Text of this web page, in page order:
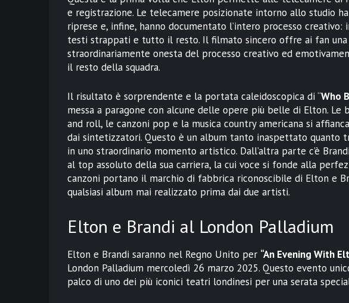
e registrazione. Le telecamere posizionate intorno allo studio
riprese e, infine, hanno documentato l’intero processo
testi strappati e tutto il resto. Il filmato sincero offre ai fan una
straordinariamente onesta del processo creativo ed
il resto della squadra.
Il risultato è sorprendente e la portata caleidoscopica di “Who
messa a paragone con alcune delle opere più belle di Elton. Le
and roll, le canzoni pop e la musica country americana si
dai sintetizzatori. Questo è un album tanto inaspettato quanto
in uno straordinario momento artistico. Dall’altra parte c’è
al top assoluto della sua carriera, la cui voce si fonde alla
canzoni portano il marchio di fabbrica riconoscibile di Elton e
qualsiasi album mai realizzato prima dai due artisti.
Elton e Brandi al London Palladium
Elton e Brandi saranno nel Regno Unito per “An Evening With
London Palladium mercoledì 26 marzo 2025. Questo evento
palco di uno dei più iconici teatri londinesi per una serata